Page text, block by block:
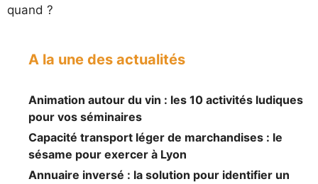
quand ?
A la une des actualités
Animation autour du vin : les 10 activités ludiques
pour vos séminaires
Capacité transport léger de marchandises : le
sésame pour exercer à Lyon
Annuaire inversé : la solution pour identifier un